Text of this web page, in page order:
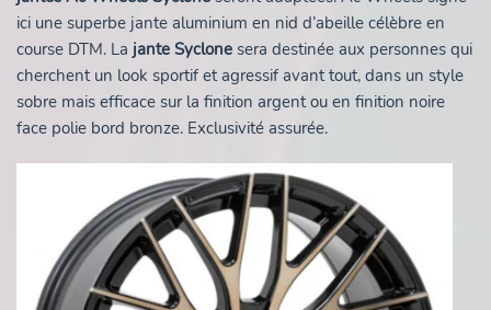
ici une superbe jante aluminium en nid d’abeille célèbre en
course DTM. La jante Syclone sera destinée aux personnes qui
cherchent un look sportif et agressif avant tout, dans un style
sobre mais efficace sur la finition argent ou en finition noire
face polie bord bronze. Exclusivité assurée.